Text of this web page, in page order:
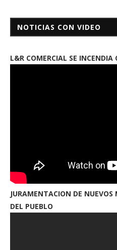
NOTICIAS CON VIDEO
L&R COMERCIAL SE
JURAMENTACION DE NUEVOS
DEL PUEBLO